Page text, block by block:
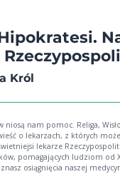
Król
niosą nam pomoc. Religa,
lekarzach, z których możemy być
lekarze
pomagających ludziom od
osiągnięcia naszej